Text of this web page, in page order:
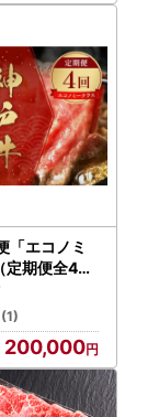
「エコノミ
定期便全4回
）牛肉 58-
(1)
200,000